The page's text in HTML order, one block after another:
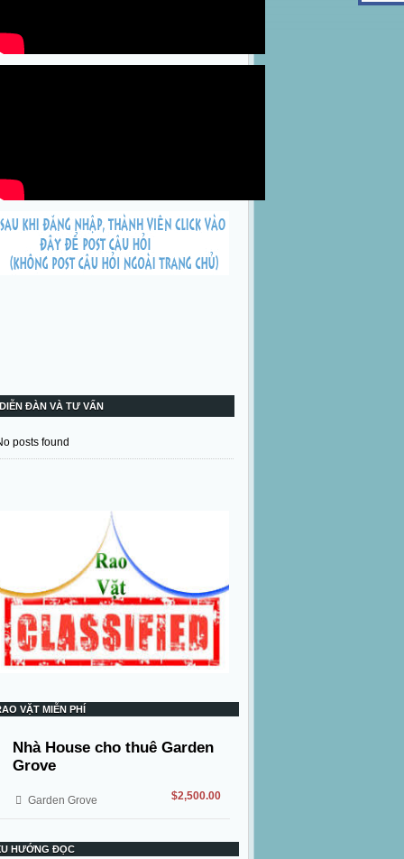
DIỄN ĐÀN VÀ TƯ VẤN
posts found
VẶT MIỄN PHÍ
Nhà House cho thuê Garden
Grove
Garden Grove $2,500.00
HƯỚNG ĐỌC